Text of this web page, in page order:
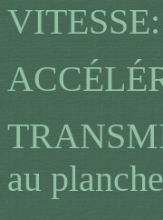
au